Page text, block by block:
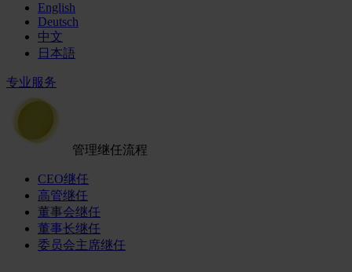
English
Deutsch
中文
日本語
专业服务
管理继任流程
CEO继任
高管继任
董事会继任
董事长继任
委员会主席继任